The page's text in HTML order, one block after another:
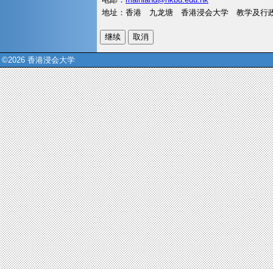
地址：香港 九龙塘 香港浸会大学 教学及行
©2026 香港浸会大学